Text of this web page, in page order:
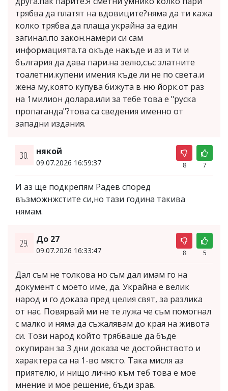
трябва да платят на вдовиците?няма да ти кажа
колко трябва да плаща украйна за един
загинал.по закон.намери си сам
информацията.та окъде накъде и аз и ти и
българия да дава пари.на зелю,със златните
тоалетни.купени имения къде ли не по света.и
жена му,която купува бижута в ню йорк.от раз
на 1милион долара.или за тебе това е "руска
пропаганда"?това са сведения именно от
западни издания.
30. някой
09.07.2026 16:59:37 8 7
И аз ще подкрепям Радев според
възможнжстите си,но тази година такива
нямам.
29. До 27
09.07.2026 16:33:47 8 5
Дал съм не толкова но съм дал имам го на
документ с моето име, да. Украйна е велик
народ и го доказа пред целия свят, за разлика
от нас. Повярвай ми не те лужа че съм помогнал
с малко и няма да съжалявам до края на живота
си. Този народ който трябваше да бъде
окупиран за 3 дни доказа че достойнството и
характера са на 1-во място. Така мисля аз
приятелю, и нищо лично към теб това е мое
мнение и мое решение, бъди зрав.